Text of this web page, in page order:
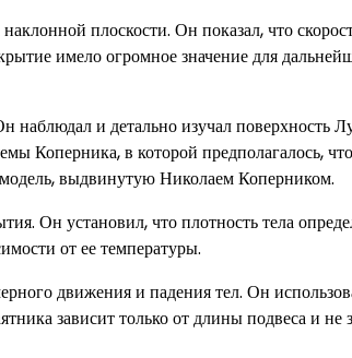
плоскости. Он показал, что
имело огромное значение для
наблюдал и детально изучал поверхность
Коперника, в которой предполагалось,
выдвинутую Николаем Коперником.
Он установил, что плотность тела
от ее температуры.
движения и падения тел. Он
зависит только от длины подвеса и не